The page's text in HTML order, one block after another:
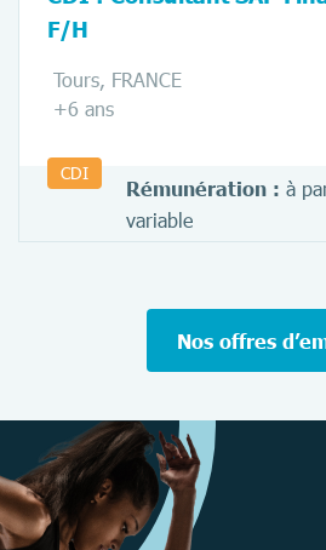
F/H
Tours, FRANCE
+6 ans
CDI
Rémunération : à
variable
Nos offres